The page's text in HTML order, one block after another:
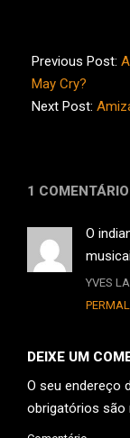
07-
05
Previous Post:
May Cry?
Next Post:
1 COMENTÁRIO
O
YVES
DEIXE UM
O seu endereço
obrigatórios são